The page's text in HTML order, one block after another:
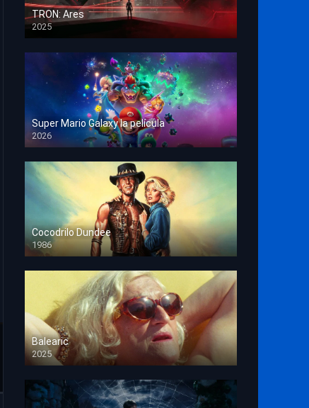
TRON: Ares
2025
HD 1080p
Super Mario Galaxy la película
2026
HD 1080p
Cocodrilo Dundee
1986
HD 1080p
Balearic
2025
HD 1080p